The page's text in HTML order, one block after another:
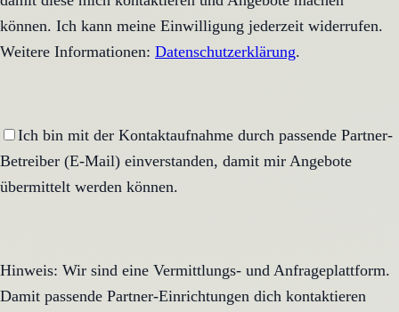
können. Ich kann meine Einwilligung jederzeit widerrufen.
Weitere Informationen: Datenschutzerklärung.
Ich bin mit der Kontaktaufnahme durch passende Partner-
Betreiber (E-Mail) einverstanden, damit mir Angebote
übermittelt werden können.
Hinweis: Wir sind eine Vermittlungs- und Anfrageplattform.
Damit passende Partner-Einrichtungen dich kontaktieren